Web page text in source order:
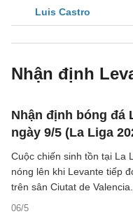
Luis Castro
Nhận định
Nhận định bóng đá
ngày 9/5 (La Liga
06/5
Cuộc chiến sinh tồn tại La
nóng lên khi Levante tiếp
trên sân Ciutat de
đang ngụp lặn ở nhóm